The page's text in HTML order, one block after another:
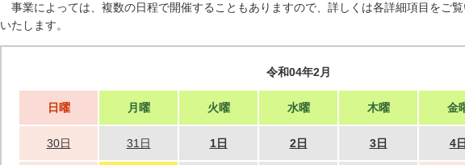
事業によっては、複数の日程で開催することもありますので、詳しくは各詳細項目をご
いたします。
令和04年2月
日曜 月曜 火曜 水曜 木曜 金
30日 31日 1日 2日 3日 4日